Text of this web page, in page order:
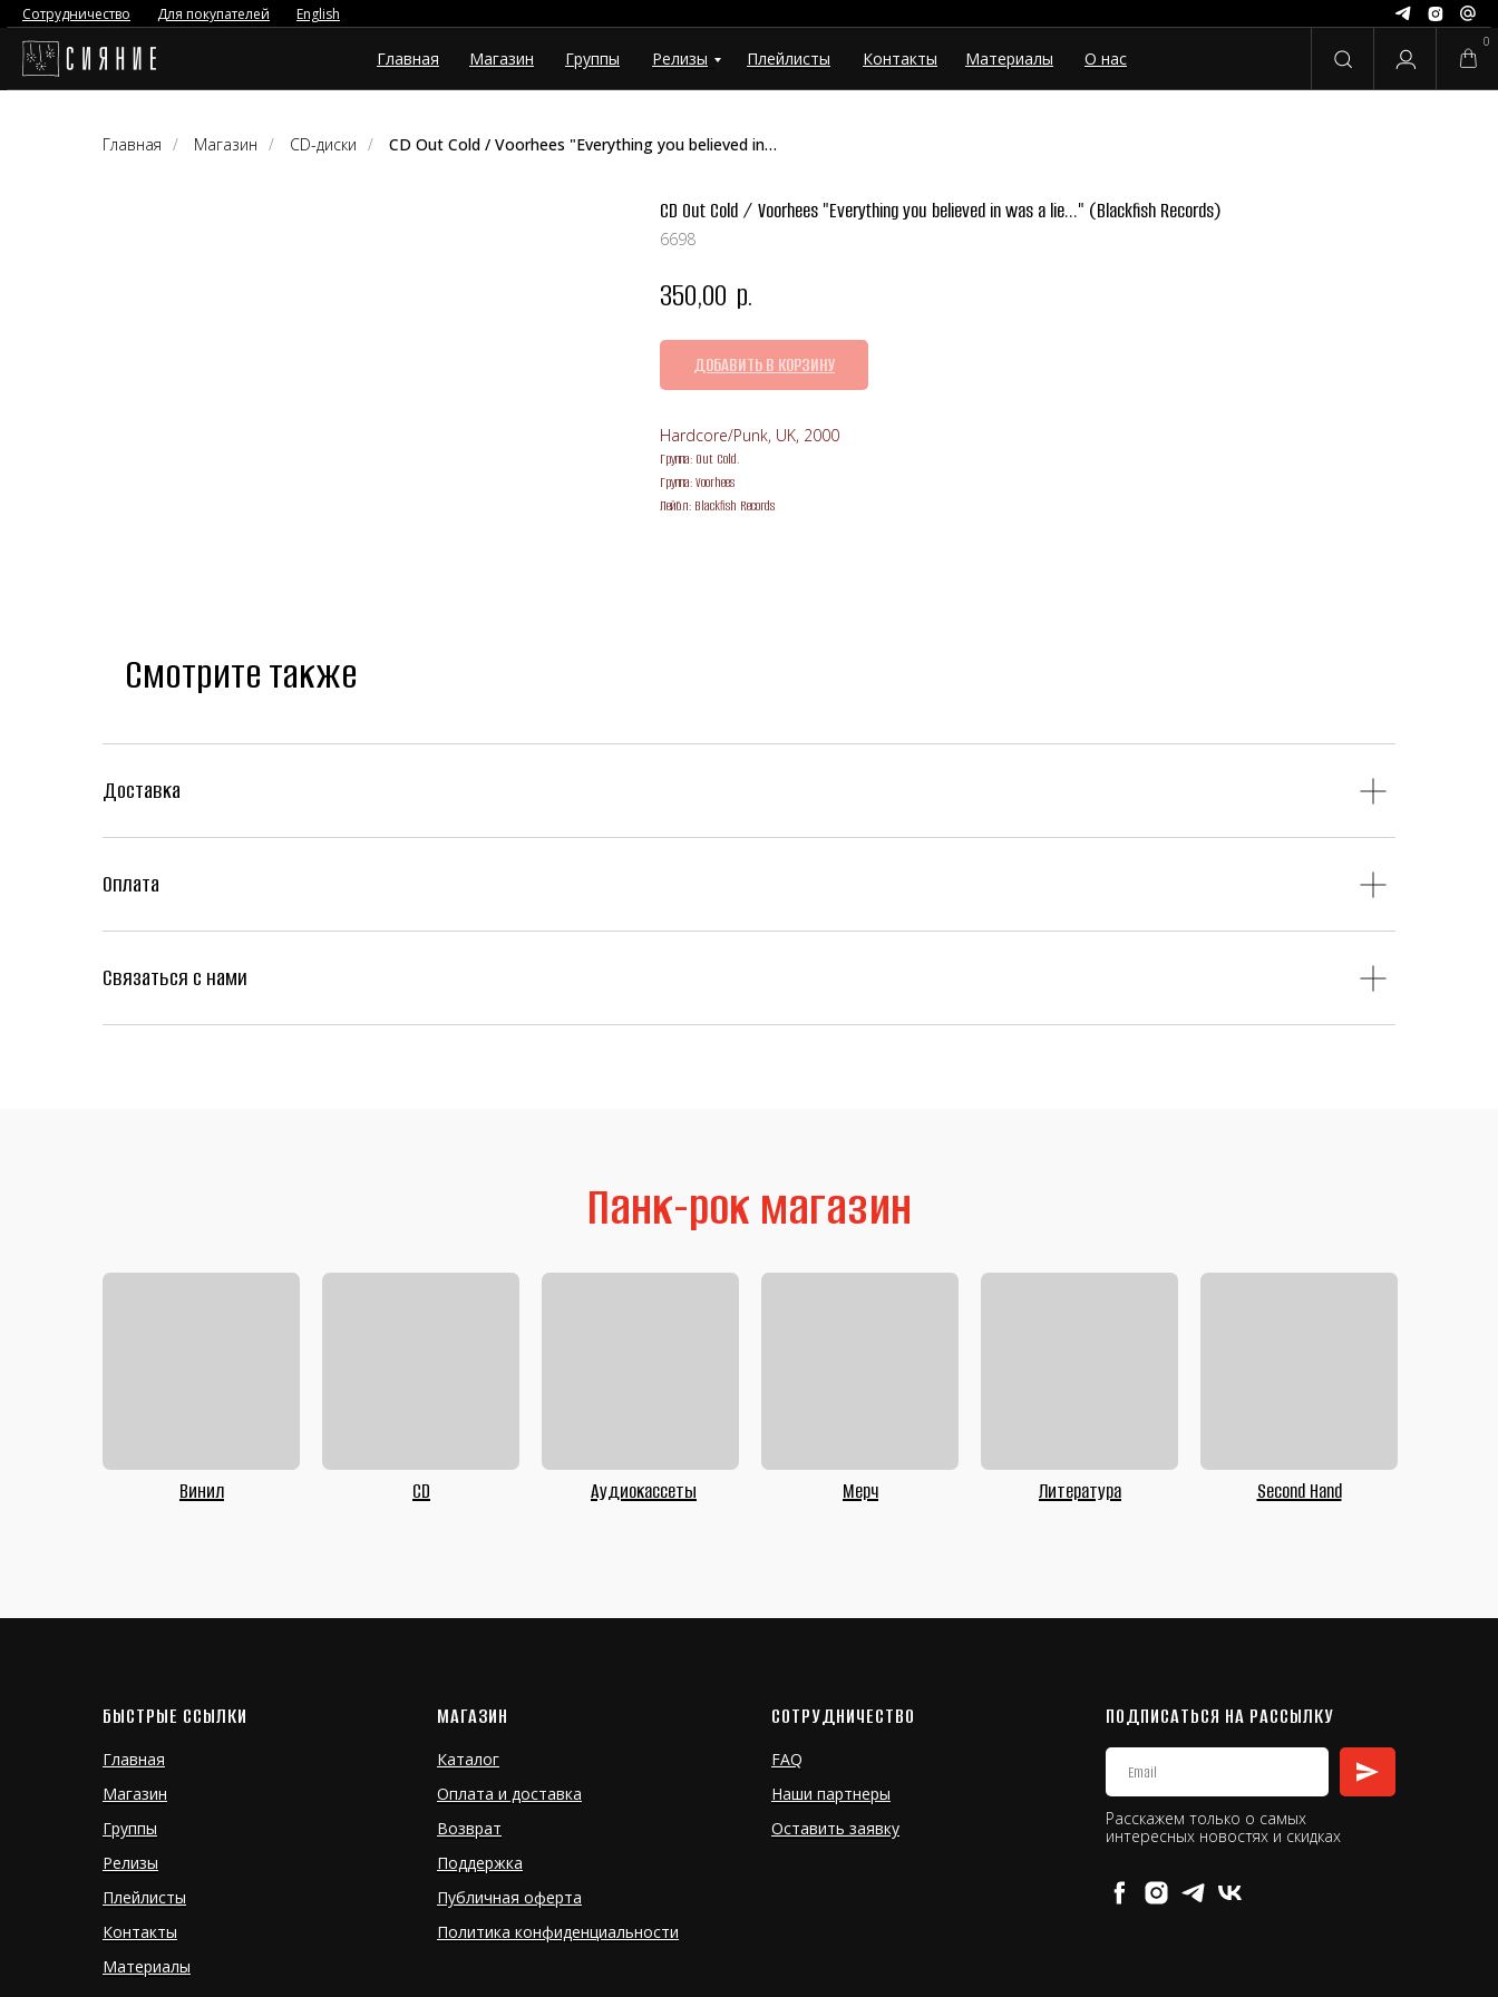
0
Главная Магазин Группы Релизы Плейлисты Контакты Материалы О нас
Сотрудничество Для покупателей English
Главная / Магазин / CD-диски / CD Out Cold / Voorhees "Everything you believed in was a lie..." (Blackfish Records)
CD Out Cold / Voorhees "Everything you believed in was a lie..." (Blackfish Records)
6698
350,00 р.
ДОБАВИТЬ В КОРЗИНУ
Hardcore/Punk, UK, 2000
Группа: Out Cold.
Группа: Voorhees
Лейбл: Blackfish Records
Смотрите также
Доставка
Оплата
Связаться с нами
Винил CD Аудиокассеты Мерч Литература Second Hand
Панк-рок магазин
БЫСТРЫЕ ССЫЛКИ
Главная
Магазин
Группы
Релизы
Плейлисты
Контакты
Материалы
МАГАЗИН
Каталог
Оплата и доставка
Возврат
Поддержка
Публичная оферта
Политика конфиденциальности
СОТРУДНИЧЕСТВО
FAQ
Наши партнеры
Оставить заявку
ПОДПИСАТЬСЯ НА РАССЫЛКУ
Расскажем только о самых
интересных новостях и скидках